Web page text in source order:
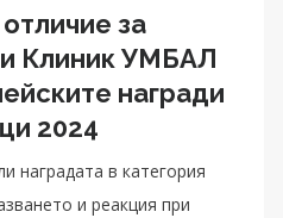
за
Клиник УМБАЛ
награди
2024
наградата в категория
и реакция при